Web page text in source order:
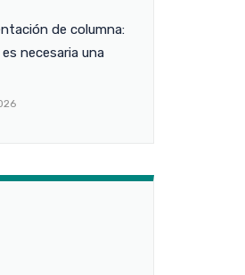
de columna:
necesaria una